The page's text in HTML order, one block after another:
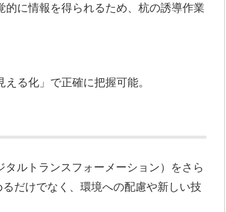
に情報を得られるため、杭の誘導作業
る化」で正確に把握可能。
ルトランスフォーメーション）をさら
だけでなく、環境への配慮や新しい技